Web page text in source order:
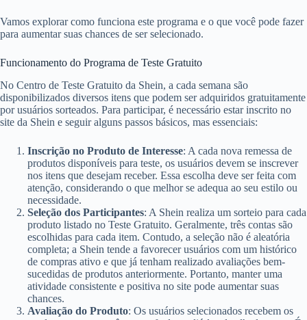
Vamos explorar como funciona este programa e o que você pode fazer
para aumentar suas chances de ser selecionado.
Funcionamento do Programa de Teste Gratuito
No Centro de Teste Gratuito da Shein, a cada semana são
disponibilizados diversos itens que podem ser adquiridos gratuitamente
por usuários sorteados. Para participar, é necessário estar inscrito no
site da Shein e seguir alguns passos básicos, mas essenciais:
Inscrição no Produto de Interesse: A cada nova remessa de
produtos disponíveis para teste, os usuários devem se inscrever
nos itens que desejam receber. Essa escolha deve ser feita com
atenção, considerando o que melhor se adequa ao seu estilo ou
necessidade.
Seleção dos Participantes: A Shein realiza um sorteio para cada
produto listado no Teste Gratuito. Geralmente, três contas são
escolhidas para cada item. Contudo, a seleção não é aleatória
completa; a Shein tende a favorecer usuários com um histórico
de compras ativo e que já tenham realizado avaliações bem-
sucedidas de produtos anteriormente. Portanto, manter uma
atividade consistente e positiva no site pode aumentar suas
chances.
Avaliação do Produto: Os usuários selecionados recebem os